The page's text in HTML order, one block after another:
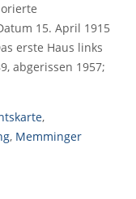
15. April 1915
erste Haus links
abgerissen 1957;
,
, Memminger